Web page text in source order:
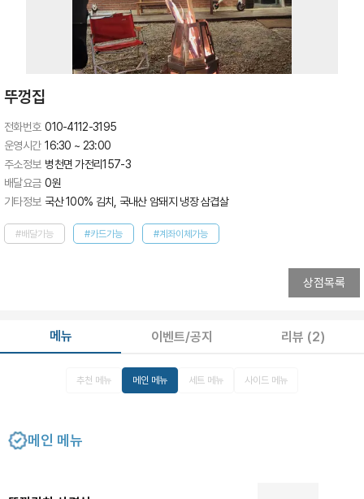
뚜껑집
전화번호 010-4112-3195
운영시간 16:30 ~ 23:00
주소정보 병천면 가전리157-3
배달요금 0원
기타정보 국산 100% 김치, 국내산 암돼지 냉장 삼겹살
#배달가능 #카드가능 #계좌이체가능
상점목록
메뉴 이벤트/공지 리뷰 (2)
추천 메뉴 메인 메뉴 세트 메뉴 사이드 메뉴
메인 메뉴